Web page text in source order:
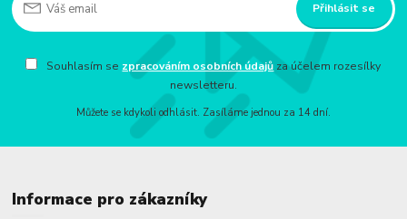
Přihlásit se
Souhlasím se zpracováním osobních údajů za účelem rozesílky
newsletteru.
Můžete se kdykoli odhlásit. Zasíláme jednou za 14 dní.
Informace pro zákazníky